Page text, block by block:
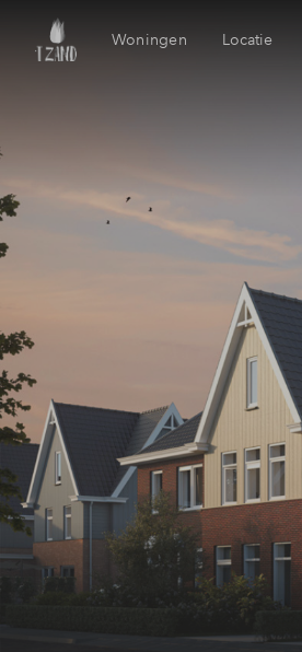
Woningen Locatie
Duurzaamheid